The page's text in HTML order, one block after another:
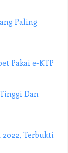
Paling
Pakai e-KTP
Dan
2022, Terbukti